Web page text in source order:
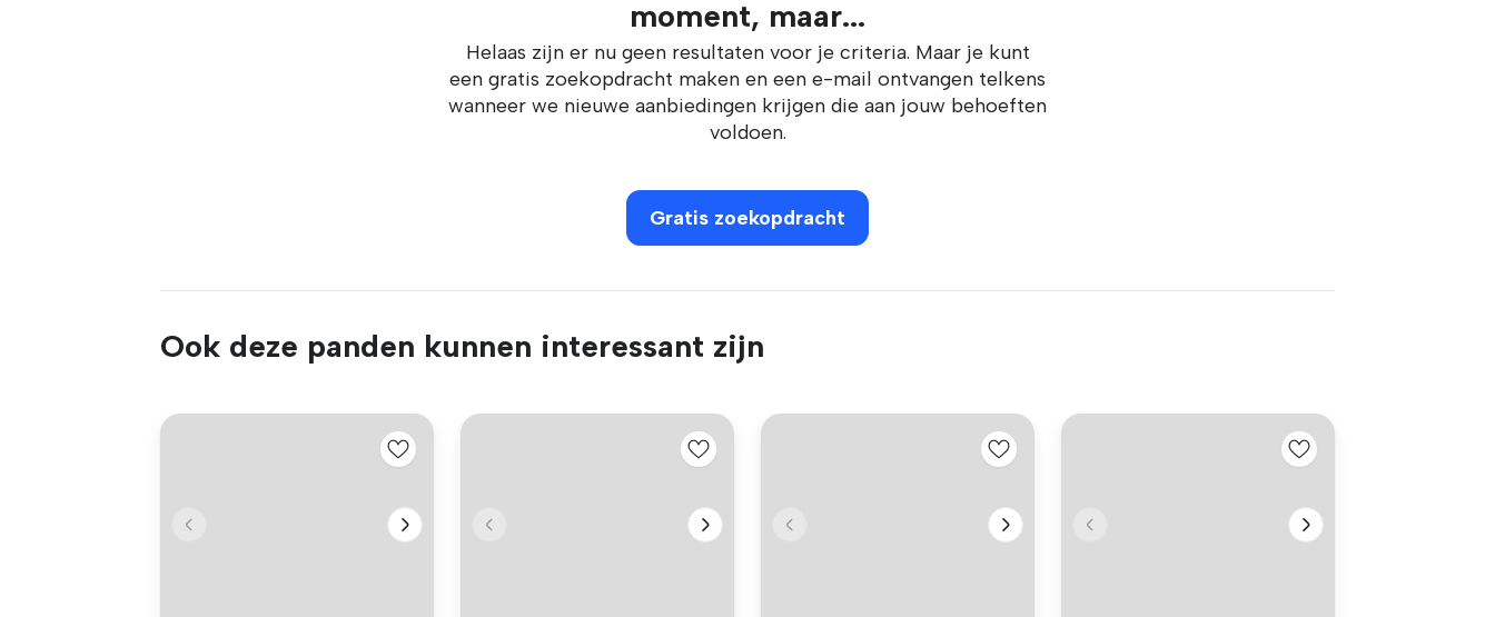
moment, maar...
Helaas zijn er nu geen resultaten voor je criteria. Maar je kunt
een gratis zoekopdracht maken en een e-mail ontvangen telkens
wanneer we nieuwe aanbiedingen krijgen die aan jouw behoeften
voldoen.
Gratis zoekopdracht
Ook deze panden kunnen interessant zijn